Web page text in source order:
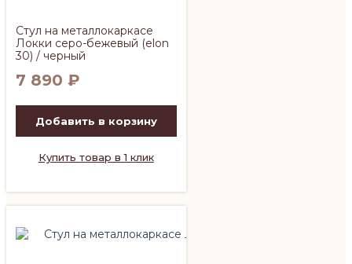
Стул на металлокаркасе
Локки серо-бежевый (elon
30) / черный
7 890 ₽
Добавить в корзину
Купить товар в 1 клик